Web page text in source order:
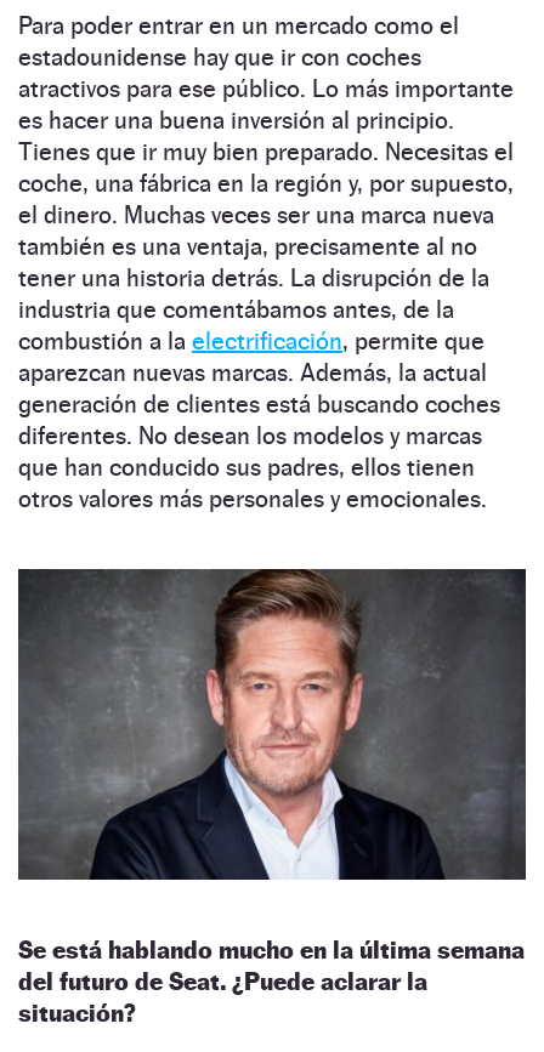
Para poder entrar en un mercado como el
estadounidense hay que ir con coches
atractivos para ese público. Lo más importante
es hacer una buena inversión al principio.
Tienes que ir muy bien preparado. Necesitas el
coche, una fábrica en la región y, por supuesto,
el dinero. Muchas veces ser una marca nueva
también es una ventaja, precisamente al no
tener una historia detrás. La disrupción de la
industria que comentábamos antes, de la
combustión a la electrificación, permite que
aparezcan nuevas marcas. Además, la actual
generación de clientes está buscando coches
diferentes. No desean los modelos y marcas
que han conducido sus padres, ellos tienen
otros valores más personales y emocionales.
Se está hablando mucho en la última semana
del futuro de Seat. ¿Puede aclarar la
situación?